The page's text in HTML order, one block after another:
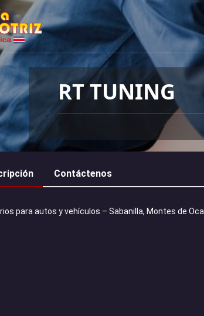
RT TUNING
Contáctenos
para autos y vehículos – Sabanilla, Montes de Oca